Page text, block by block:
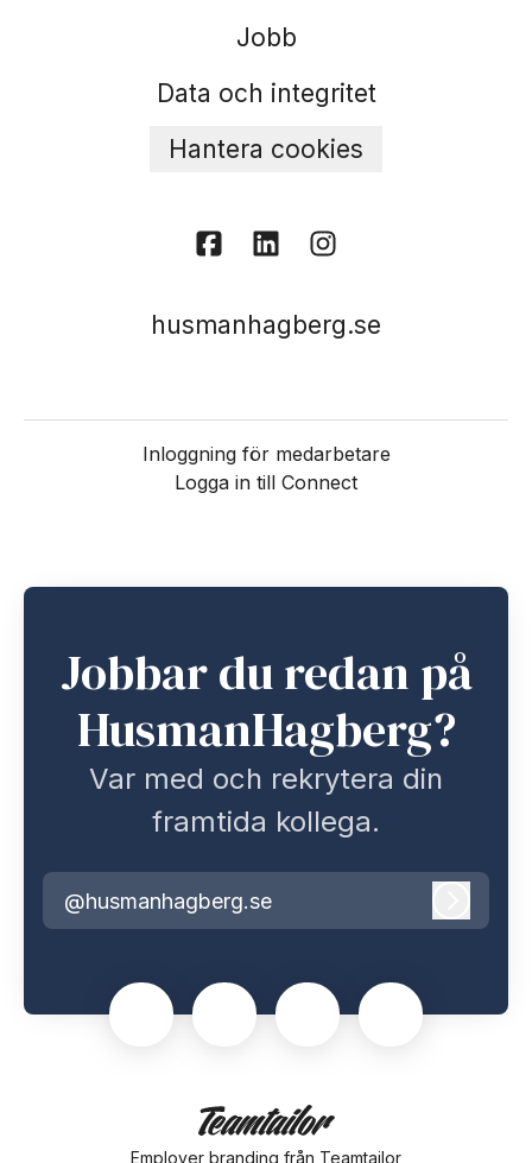
Jobb
Data och integritet
Hantera cookies
husmanhagberg.se
Inloggning för medarbetare
Logga in till Connect
Jobbar du redan på
HusmanHagberg?
Var med och rekrytera din
framtida kollega.
@husmanhagberg.se
Employer branding från Teamtailor